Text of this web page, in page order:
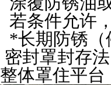
若条件允许
*长期防锈（
密封罩封存
整体罩住平